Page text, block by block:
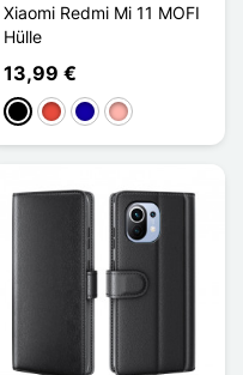
Xiaomi Redmi Mi 11 MOFI
Hülle
13,99 €
Schwarz
Rot Dunkelblau
Roségold